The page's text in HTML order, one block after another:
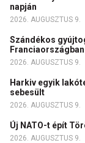
napján
2026. AUGUSZTUS 9.
Szándékos
2026. AUGUSZTUS 9.
Harkiv egyik
sebesült
2026. AUGUSZTUS 9.
Új NATO-t épít
2026. AUGUSZTUS 9.